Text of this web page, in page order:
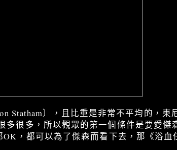
Statham〕，且比重是非常不平均的，東
多很多，所以觀眾的第一個條件是要愛傑
，都可以為了傑森而看下去，那《浴血